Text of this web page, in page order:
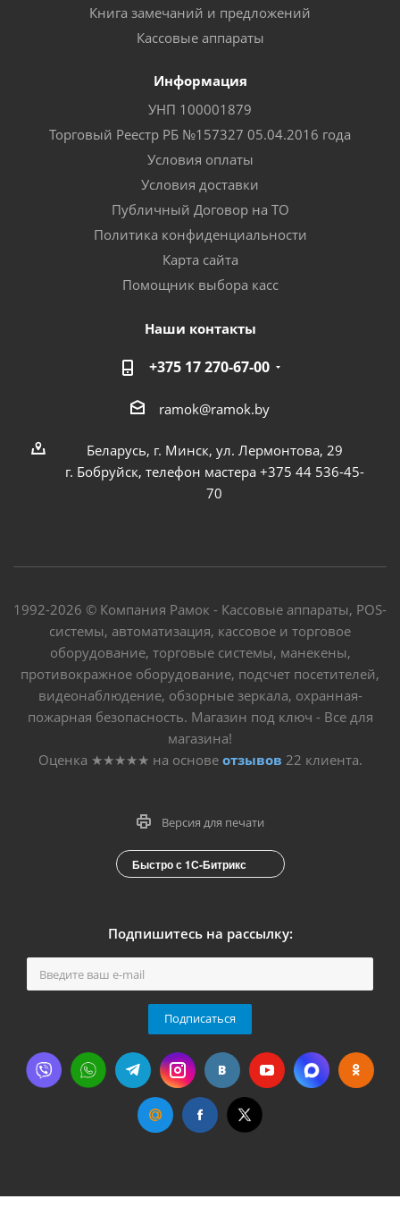
Книга замечаний и предложений
Кассовые аппараты
Информация
УНП 100001879
Торговый Реестр РБ №157327 05.04.2016 года
Условия оплаты
Условия доставки
Публичный Договор на ТО
Политика конфиденциальности
Карта сайта
Помощник выбора касс
Наши контакты
+375 17 270-67-00
ramok@ramok.by
Беларусь, г. Минск, ул. Лермонтова, 29
г. Бобруйск, телефон мастера +375 44 536-45-
70
1992-2026 © Компания Рамок - Кассовые аппараты, POS-
системы, автоматизация, кассовое и торговое
оборудование, торговые системы, манекены,
противокражное оборудование, подсчет посетителей,
видеонаблюдение, обзорные зеркала, охранная-
пожарная безопасность. Магазин под ключ - Все для
магазина!
Оценка ★★★★★ на основе отзывов 22 клиента.
Версия для печати
Быстро с 1С-Битрикс
Подпишитесь на рассылку:
Подписаться